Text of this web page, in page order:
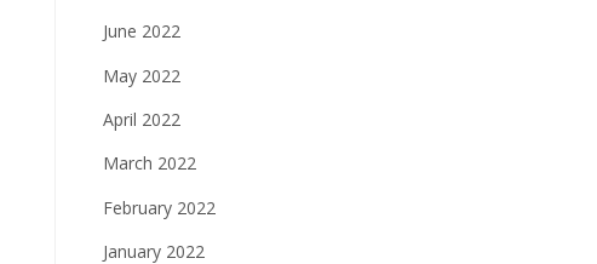
June 2022
May 2022
April 2022
March 2022
February 2022
January 2022